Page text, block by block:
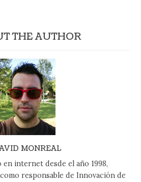
THE AUTHOR
MONREAL
en internet desde el año 1998,
responsable de Innovación de